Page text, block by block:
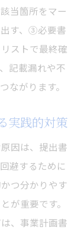
当箇所をマー
す、③必要書
ストで最終確
記載漏れや不
ながります。
実践的対策
因は、提出書
避するために
つ分かりやす
が重要です。
、事業計画書